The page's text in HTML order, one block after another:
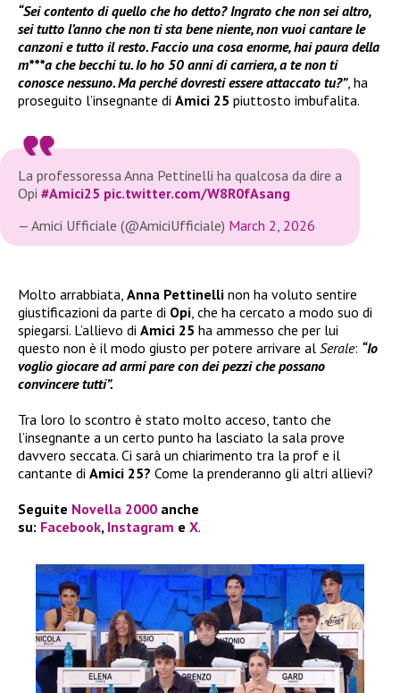
“Sei contento di quello che ho detto? Ingrato che non sei altro,
sei tutto l’anno che non ti sta bene niente, non vuoi cantare le
canzoni e tutto il resto. Faccio una cosa enorme, hai paura della
m***a che becchi tu. Io ho 50 anni di carriera, a te non ti
conosce nessuno. Ma perché dovresti essere attaccato tu?”, ha
proseguito l’insegnante di Amici 25 piuttosto imbufalita.
La professoressa Anna Pettinelli ha qualcosa da dire a
Opi #Amici25 pic.twitter.com/W8R0fAsang
— Amici Ufficiale (@AmiciUfficiale) March 2, 2026
Molto arrabbiata, Anna Pettinelli non ha voluto sentire
giustificazioni da parte di Opi , che ha cercato a modo suo di
spiegarsi. L’allievo di Amici 25 ha ammesso che per lui
questo non è il modo giusto per potere arrivare al Serale: “Io
voglio giocare ad armi pare con dei pezzi che possano
convincere tutti”.
Tra loro lo scontro è stato molto acceso, tanto che
l’insegnante a un certo punto ha lasciato la sala prove
davvero seccata. Ci sarà un chiarimento tra la prof e il
cantante di Amici 25? Come la prenderanno gli altri allievi?
Seguite Novella 2000 anche
su: Facebook, Instagram e X.